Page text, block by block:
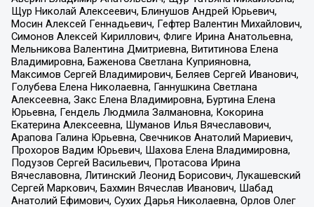
Щур Николай Алексеевич, Блинушов Андрей Юрьевич,
Мосин Алексей Геннадьевич, Гефтер Валентин Михайлович,
Симонов Алексей Кириллович, Флиге Ирина Анатольевна,
Мельникова Валентина Дмитриевна, Вититинова Елена
Владимировна, Баженова Светлана Куприяновна,
Максимов Сергей Владимирович, Беляев Сергей Иванович,
Голубева Елена Николаевна, Ганнушкина Светлана
Алексеевна, Закс Елена Владимировна, Буртина Елена
Юрьевна, Гендель Людмила Залмановна, Кокорина
Екатерина Алексеевна, Шуманов Илья Вячеславович,
Арапова Галина Юрьевна, Свечников Анатолий Мариевич,
Прохоров Вадим Юрьевич, Шахова Елена Владимировна,
Подузов Сергей Васильевич, Протасова Ирина
Вячеславовна, Литинский Леонид Борисович, Лукашевский
Сергей Маркович, Бахмин Вячеслав Иванович, Шабад
Анатолий Ефимович, Сухих Дарья Николаевна, Орлов Олег